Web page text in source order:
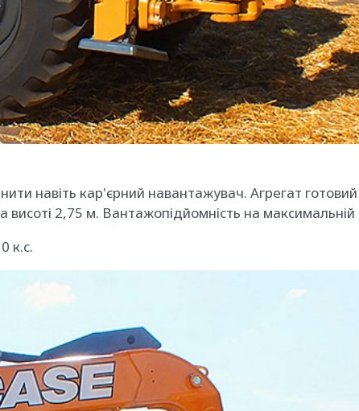
навіть кар'єрний навантажувач. Агрегат
2,75 м. Вантажопідйомність на максимальній
к.с.